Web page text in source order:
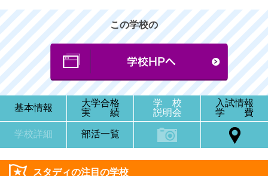
この学校の
基本情報
大学合格
実 績
学 校
説明会
入試情報
学 費
学校詳細 部活一覧
スタディの注目の学校